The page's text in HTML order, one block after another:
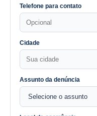
Telefone para contato
Cidade
Assunto da denúncia